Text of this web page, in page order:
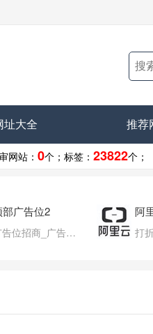
址大全 推荐
网站： 0个； 标签： 23822个；
部广告位2
广告位招商_广告位待售
阿
打